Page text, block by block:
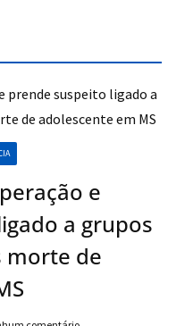
e
a grupos
morte de